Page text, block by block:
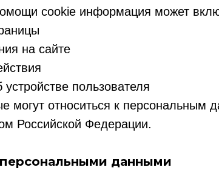
cookie информация может
на сайте
пользователя
могут относиться к персональным
Российской Федерации.
данными